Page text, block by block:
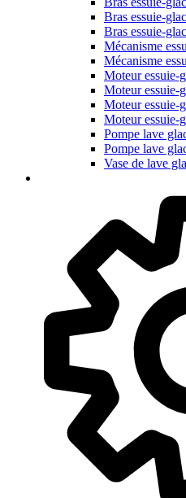
Bras essuie-
Bras essuie-
Mécanisme
Mécanisme
Moteur essuie-
Moteur essuie-
Moteur essuie-
Moteur essuie-
Pompe lave
Pompe lave
Vase de lave